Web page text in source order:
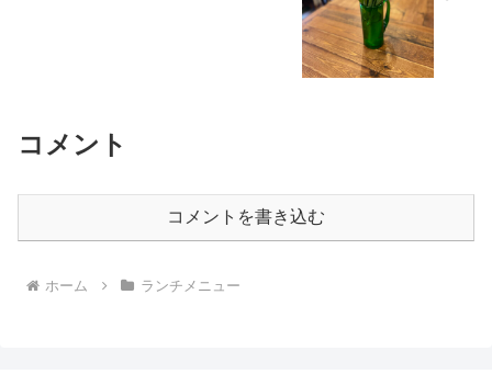
コメント
コメントを書き込む
ホーム ランチメニュー